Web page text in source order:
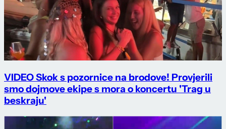
VIDEO Skok s pozornice na brodove! Provjerili
smo dojmove ekipe s mora o koncertu 'Trag u
beskraju'